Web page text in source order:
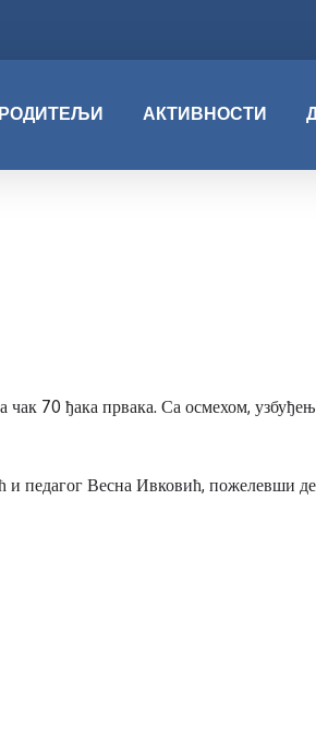
РОДИТЕЉИ АКТИВНОСТИ
чак 70 ђака првака. Са осмехом,
педагог Весна Ивковић, пожелевши